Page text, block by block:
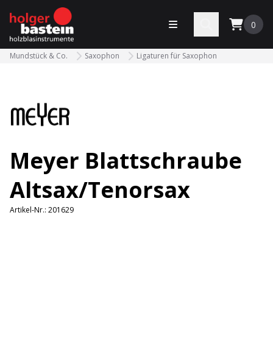
bastein
Menü öffnen 0
Mundstück & Co. Saxophon Ligaturen für Saxophon
Meyer Blattschraube
Altsax/Tenorsax
Artikel-Nr.: 201629